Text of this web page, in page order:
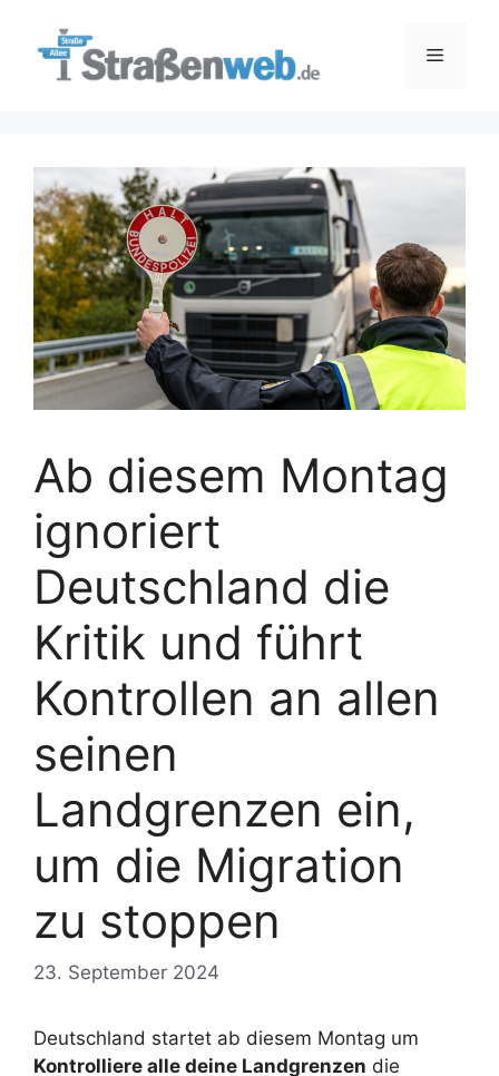
Menü
Ab diesem Montag
ignoriert
Deutschland die
Kritik und führt
Kontrollen an allen
seinen
Landgrenzen ein,
um die Migration
zu stoppen
23. September 2024
Deutschland startet ab diesem Montag um
Kontrolliere alle deine Landgrenzen die